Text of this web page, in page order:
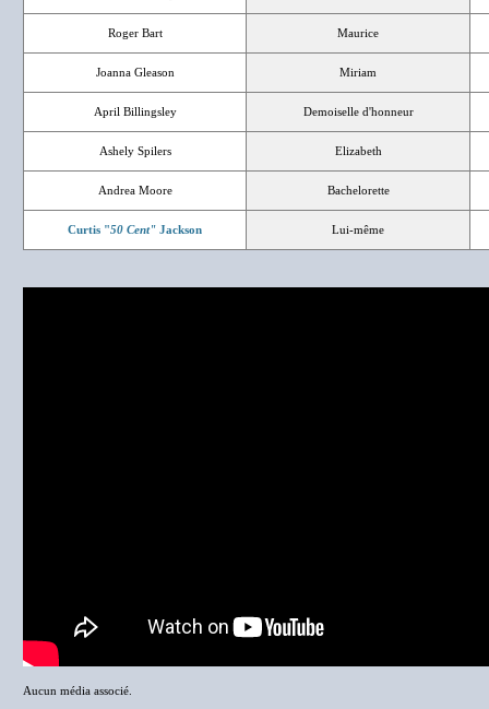
Roger Bart Maurice
Joanna Gleason Miriam
April Billingsley Demoiselle d'honneur
Ashely Spilers Elizabeth
Andrea Moore Bachelorette
Curtis "50 Cent" Jackson Lui-même
Aucun média associé.